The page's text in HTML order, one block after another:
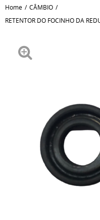
Home
CÂMBIO
RETENTOR DO FOCINHO DA